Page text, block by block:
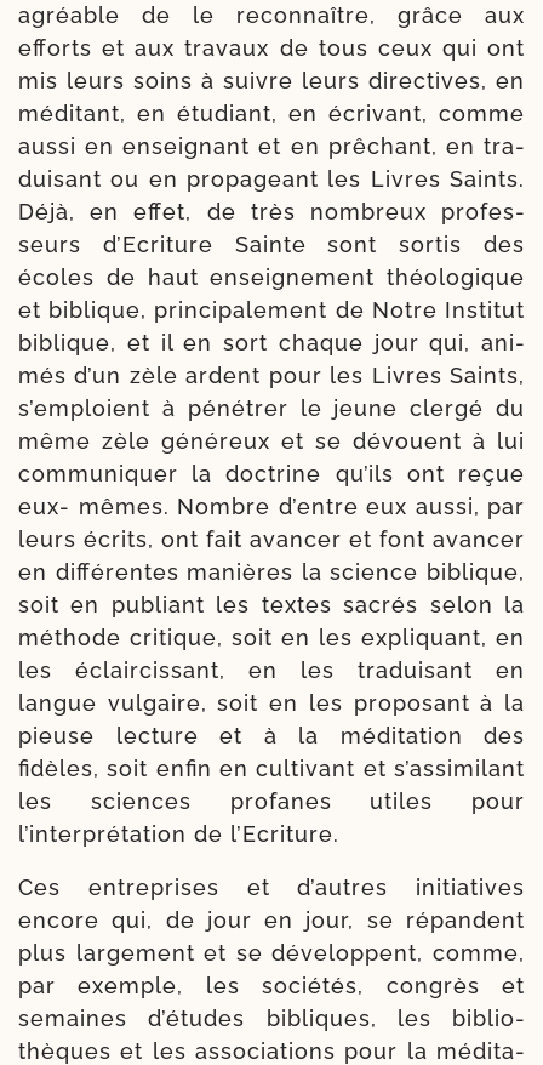
agréable de le recon­naître, grâce aux
efforts et aux tra­vaux de tous ceux qui ont
mis leurs soins à suivre leurs direc­tives, en
médi­tant, en étu­diant, en écri­vant, comme
aus­si en ensei­gnant et en prê­chant, en tra­
dui­sant ou en pro­pa­geant les Livres Saints.
Déjà, en effet, de très nom­breux pro­fes­
seurs d’Ecriture Sainte sont sor­tis des
écoles de haut ensei­gne­ment théo­lo­gique
et biblique, prin­ci­pa­le­ment de Notre Institut
biblique, et il en sort chaque jour qui, ani­
més d’un zèle ardent pour les Livres Saints,
s’emploient à péné­trer le jeune cler­gé du
même zèle géné­reux et se dévouent à lui
com­mu­ni­quer la doc­trine qu’ils ont reçue
eux- mêmes. Nombre d’entre eux aus­si, par
leurs écrits, ont fait avan­cer et font avan­cer
en dif­fé­rentes manières la science biblique,
soit en publiant les textes sacrés selon la
méthode cri­tique, soit en les expli­quant, en
les éclair­cis­sant, en les tra­dui­sant en
langue vul­gaire, soit en les pro­po­sant à la
pieuse lec­ture et à la médi­ta­tion des
fidèles, soit enfin en culti­vant et s’assimilant
les sciences pro­fanes utiles pour
l’interprétation de l’Ecriture.
Ces entre­prises et d’autres ini­tia­tives
encore qui, de jour en jour, se répandent
plus lar­ge­ment et se déve­loppent, comme,
par exemple, les socié­tés, congrès et
semaines d’études bibliques, les biblio­
thèques et les asso­cia­tions pour la médi­ta­